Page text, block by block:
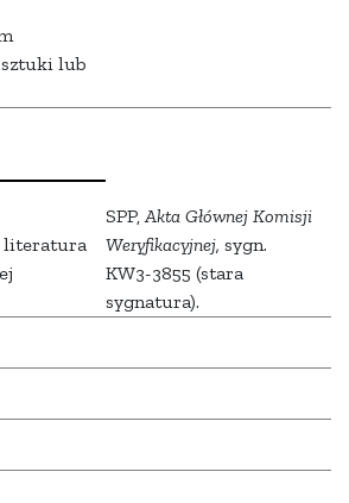
lub
literatura
SPP,Akta Głównej Komisji
Weryfikacyjnej, sygn.
KW3-3855 (stara
sygnatura).